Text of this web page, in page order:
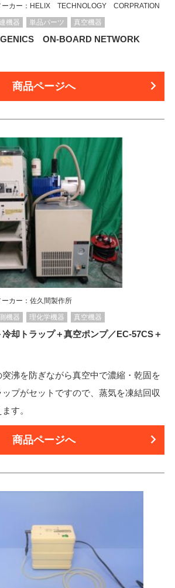
カー：HELIX TECHNOLOGY CORPRATION
機器 単品パーツ 真空機器
ON-BOARD NETWORK
商品ページへ
ー：佐久間製作所
機器 理化学機器 真空機器
却トラップ＋真空ポンプ／EC-57CS＋
沸を防ぎながら真空中で濃縮・乾固を
プがセットですので、蒸気を凍結回収
す。
商品ページへ